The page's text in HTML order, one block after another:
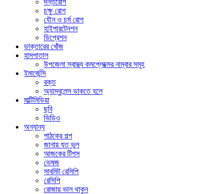
চক্ষু রোগ
যৌন ও চর্ম রোগ
হাইপারটেনশন
ডিপ্রেশন
ডাক্তারের খোঁজ
হাসপাতাল
উপজেলা স্বাস্থ্য কমপ্লেক্সের নাম্বার সমূহ
ইমার্জেন্সি
রক্ত
অ্যাম্বুলেন্স ডাকতে হলে
মাল্টিমিডিয়া
ছবি
ভিডিও
অন্যান্য
পাঠকের গল্প
জানায় যত ভুল
আজকের টিপস
ভেষজ
সাবমিট রেসিপি
রেসিপি
রোজায় ভাল থাকুন